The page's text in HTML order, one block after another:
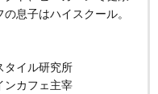
息子はハイスクール。
タイル研究所
ンカフェ主宰